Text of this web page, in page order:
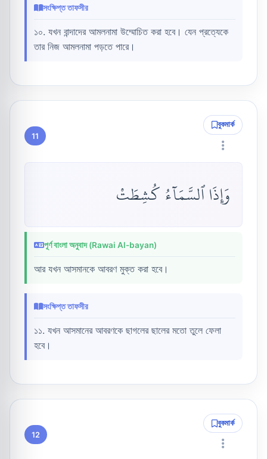
সংক্ষিপ্ত তাফসীর
১০. যখন বান্দাদের আমলনামা উম্মোচিত করা হবে। যেন প্রত্যেকে
তার নিজ আমলনামা পড়তে পারে।
11
বুকমার্ক
وَإِذَا ٱلسَّمَآءُ كُشِطَتْ
পূর্ণ বাংলা অনুবাদ (Rawai Al-bayan)
আর যখন আসমানকে আবরণ মুক্ত করা হবে।
সংক্ষিপ্ত তাফসীর
১১. যখন আসমানের আবরণকে ছাগলের ছালের মতো তুলে ফেলা
হবে।
12
বুকমার্ক